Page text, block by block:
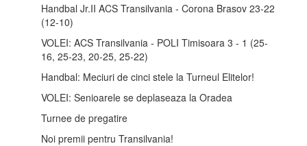
Handbal Jr.II ACS Transilvania - Corona Brasov 23-22
(12-10)
VOLEI: ACS Transilvania - POLI Timisoara 3 - 1 (25-
16, 25-23, 20-25, 25-22)
Handbal: Meciuri de cinci stele la Turneul Elitelor!
VOLEI: Senioarele se deplaseaza la Oradea
Turnee de pregatire
Noi premii pentru Transilvania!